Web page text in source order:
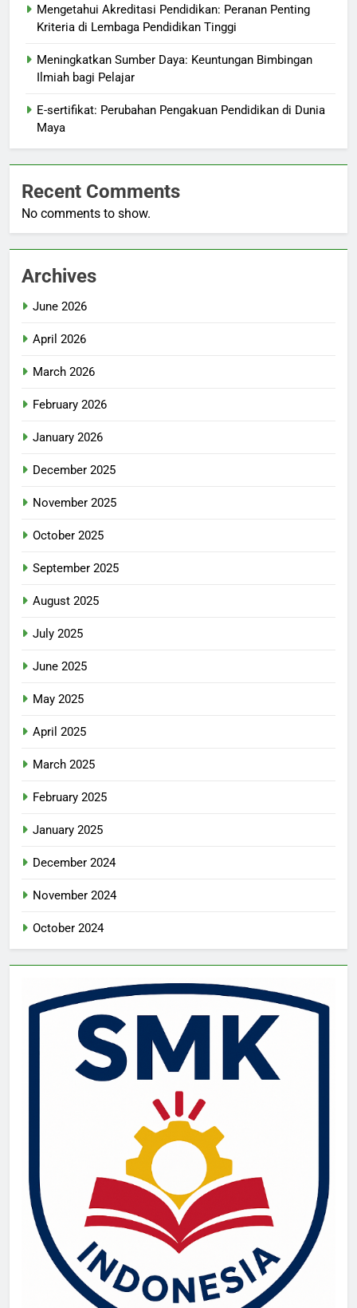
Mengetahui Akreditasi Pendidikan: Peranan Penting
Kriteria di Lembaga Pendidikan Tinggi
Meningkatkan Sumber Daya: Keuntungan Bimbingan
Ilmiah bagi Pelajar
E-sertifikat: Perubahan Pengakuan Pendidikan di Dunia
Maya
Recent Comments
No comments to show.
Archives
June 2026
April 2026
March 2026
February 2026
January 2026
December 2025
November 2025
October 2025
September 2025
August 2025
July 2025
June 2025
May 2025
April 2025
March 2025
February 2025
January 2025
December 2024
November 2024
October 2024